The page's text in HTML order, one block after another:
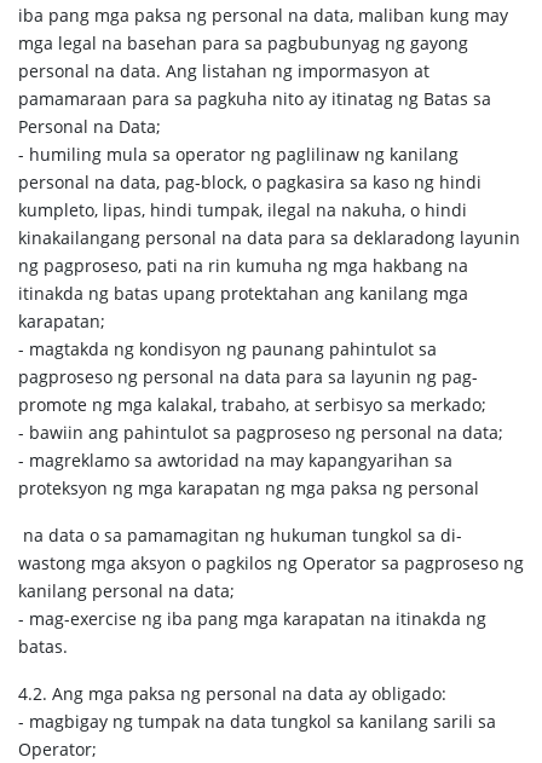
iba pang mga paksa ng personal na data, maliban kung may
mga legal na basehan para sa pagbubunyag ng gayong
personal na data. Ang listahan ng impormasyon at
pamamaraan para sa pagkuha nito ay itinatag ng Batas sa
Personal na Data;
- humiling mula sa operator ng paglilinaw ng kanilang
personal na data, pag-block, o pagkasira sa kaso ng hindi
kumpleto, lipas, hindi tumpak, ilegal na nakuha, o hindi
kinakailangang personal na data para sa deklaradong layunin
ng pagproseso, pati na rin kumuha ng mga hakbang na
itinakda ng batas upang protektahan ang kanilang mga
karapatan;
- magtakda ng kondisyon ng paunang pahintulot sa
pagproseso ng personal na data para sa layunin ng pag-
promote ng mga kalakal, trabaho, at serbisyo sa merkado;
- bawiin ang pahintulot sa pagproseso ng personal na data;
- magreklamo sa awtoridad na may kapangyarihan sa
proteksyon ng mga karapatan ng mga paksa ng personal
na data o sa pamamagitan ng hukuman tungkol sa di-
wastong mga aksyon o pagkilos ng Operator sa pagproseso ng
kanilang personal na data;
- mag-exercise ng iba pang mga karapatan na itinakda ng
batas.
4.2. Ang mga paksa ng personal na data ay obligado:
- magbigay ng tumpak na data tungkol sa kanilang sarili sa
Operator;